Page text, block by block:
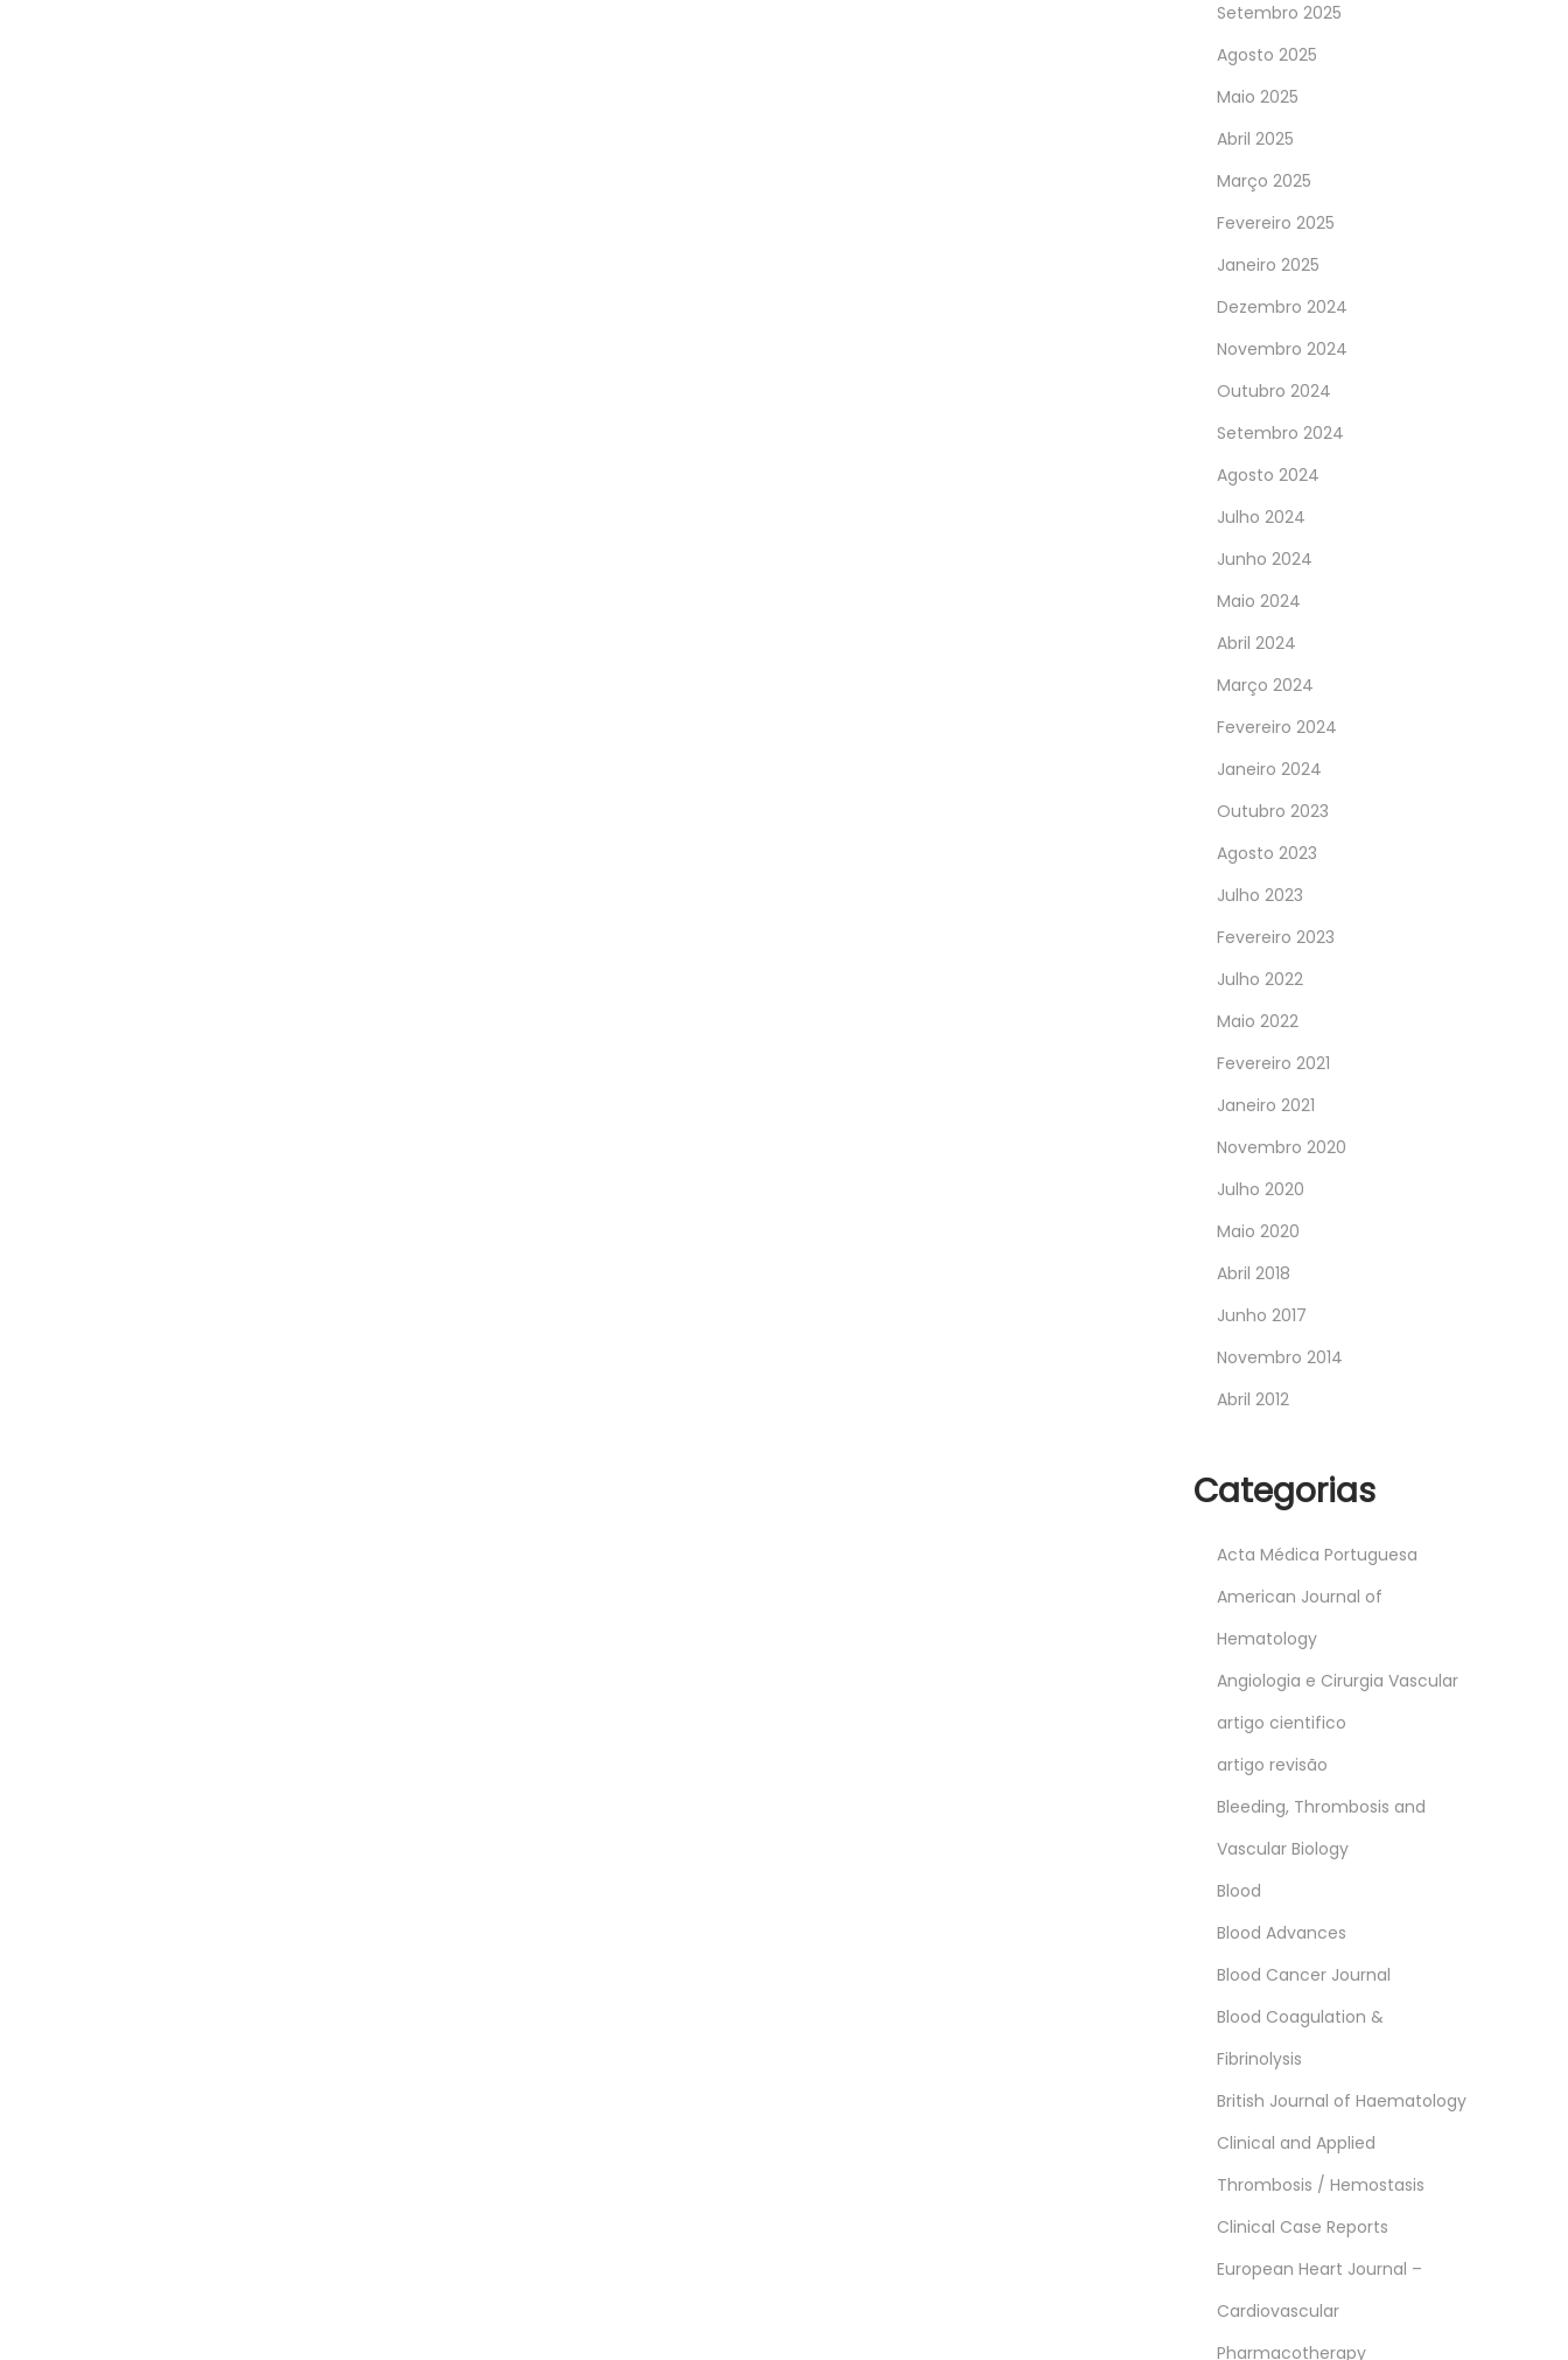
Setembro 2025
Agosto 2025
Maio 2025
Abril 2025
Março 2025
Fevereiro 2025
Janeiro 2025
Dezembro 2024
Novembro 2024
Outubro 2024
Setembro 2024
Agosto 2024
Julho 2024
Junho 2024
Maio 2024
Abril 2024
Março 2024
Fevereiro 2024
Janeiro 2024
Outubro 2023
Agosto 2023
Julho 2023
Fevereiro 2023
Julho 2022
Maio 2022
Fevereiro 2021
Janeiro 2021
Novembro 2020
Julho 2020
Maio 2020
Abril 2018
Junho 2017
Novembro 2014
Abril 2012
Categorias
Acta Médica Portuguesa
American Journal of
Hematology
Angiologia e Cirurgia Vascular
artigo cientifico
artigo revisão
Bleeding, Thrombosis and
Vascular Biology
Blood
Blood Advances
Blood Cancer Journal
Blood Coagulation &
Fibrinolysis
British Journal of Haematology
Clinical and Applied
Thrombosis / Hemostasis
Clinical Case Reports
European Heart Journal –
Cardiovascular
Pharmacotherapy